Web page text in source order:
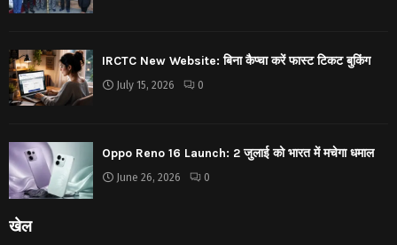
IRCTC New Website: बिना कैप्चा करें फास्ट टिकट बुकिंग
July 15, 2026 0
Oppo Reno 16 Launch: 2 जुलाई को भारत में मचेगा धमाल
June 26, 2026 0
खेल